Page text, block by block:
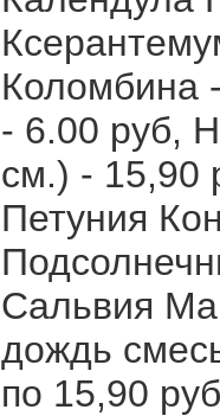
Коломбина
- 6.00 руб,
см.) - 15,90
Петуния
Сальвия
дождь
по 15,90